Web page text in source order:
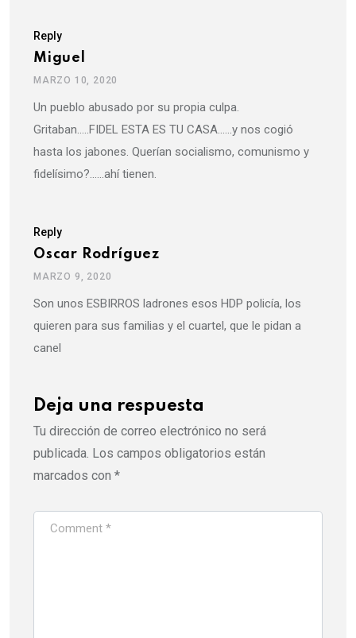
Reply
Miguel
MARZO 10, 2020
Un pueblo abusado por su propia culpa.
Gritaban…..FIDEL ESTA ES TU CASA……y nos cogió
hasta los jabones. Querían socialismo, comunismo y
fidelísimo?……ahí tienen.
Reply
Oscar Rodríguez
MARZO 9, 2020
Son unos ESBIRROS ladrones esos HDP policía, los
quieren para sus familias y el cuartel, que le pidan a
canel
Deja una respuesta
Tu dirección de correo electrónico no será
publicada. Los campos obligatorios están
marcados con *